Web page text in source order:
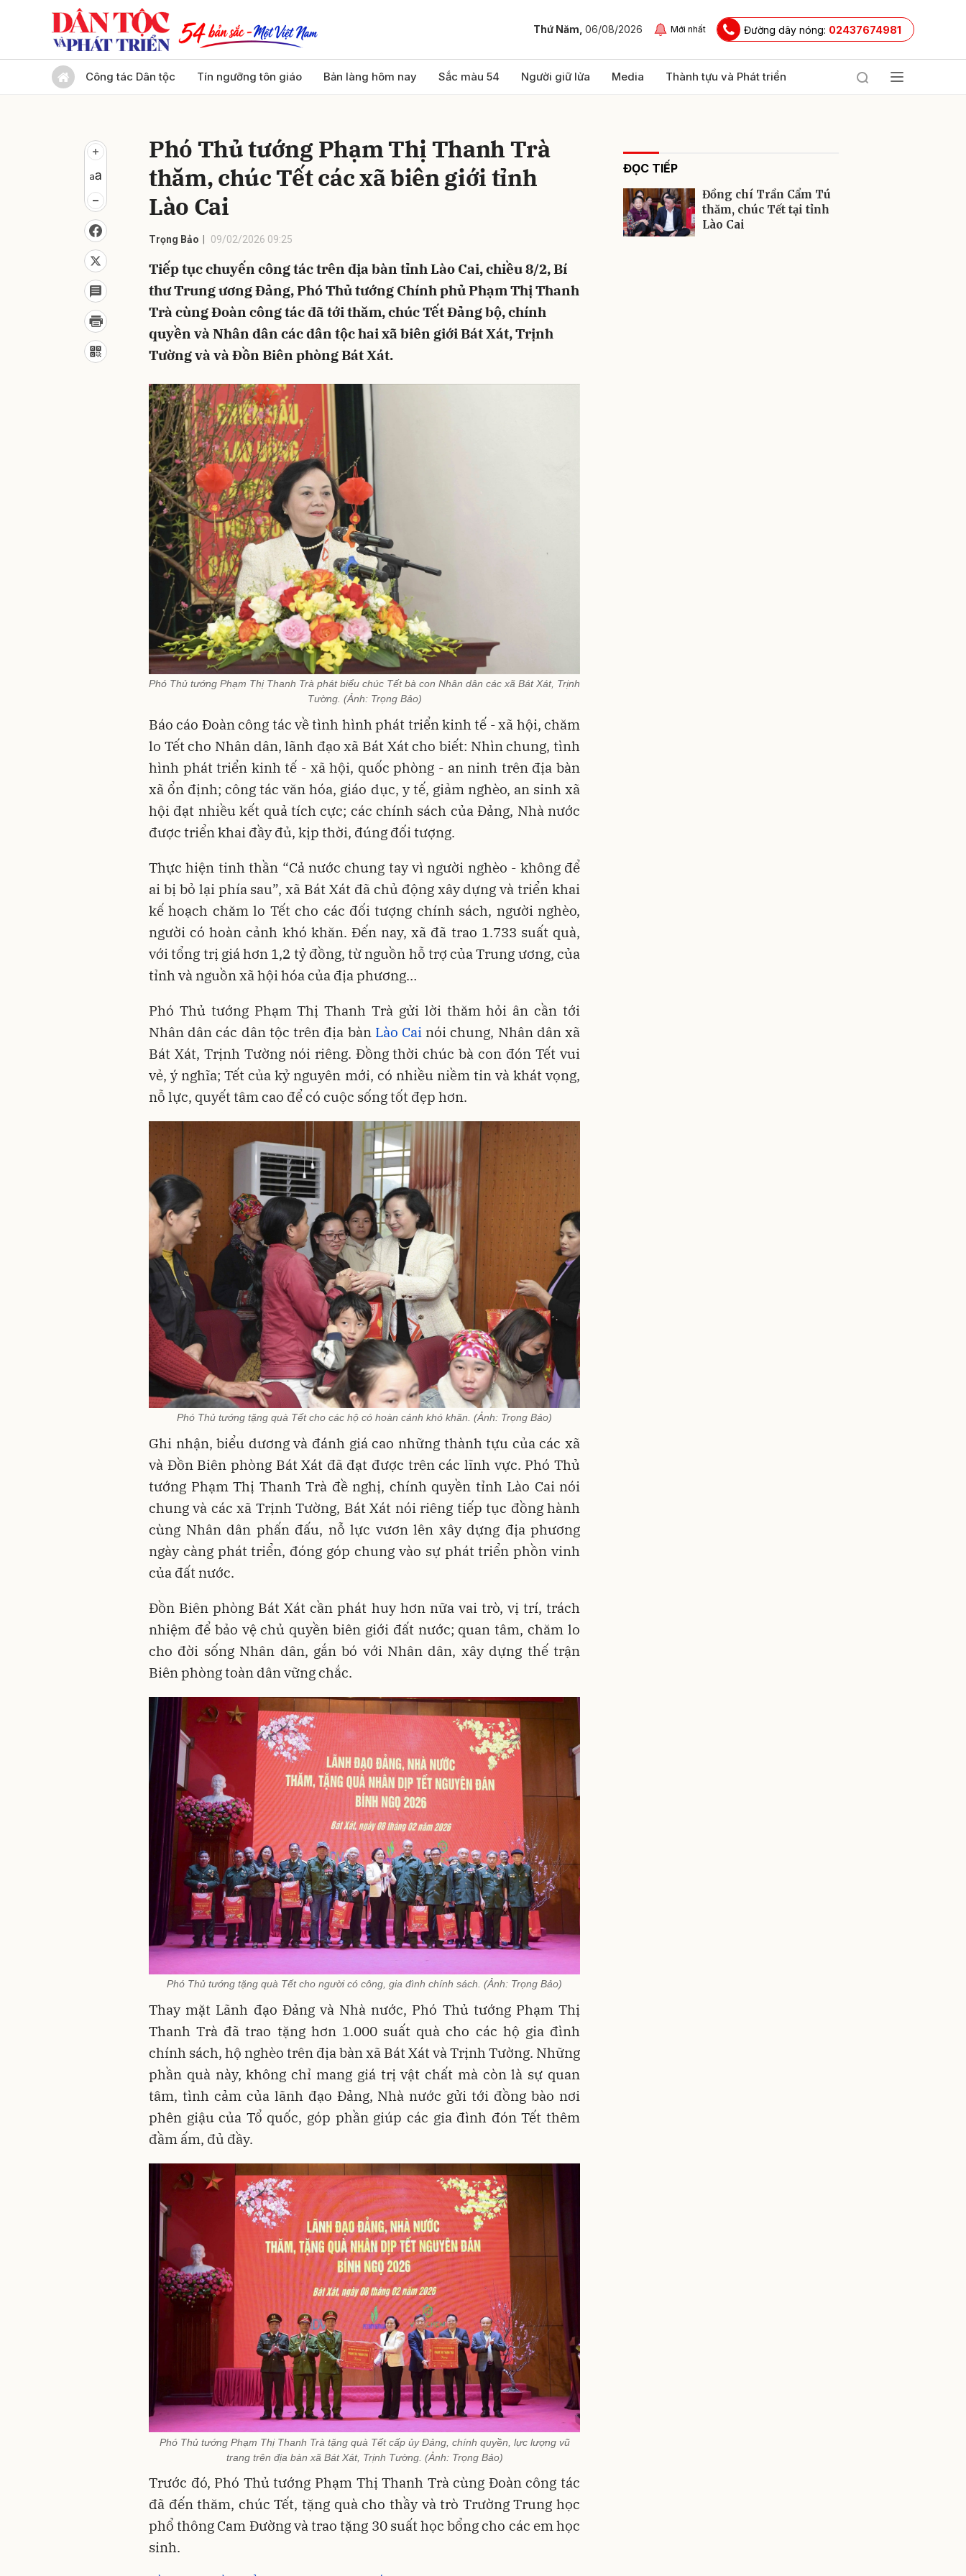
Thứ Năm, 06/08/2026 Mới nhất Đường dây nóng: 02437674981
Công tác Dân tộc Tín ngưỡng tôn giáo Bản làng hôm nay Sắc màu 54 Người giữ lửa Media Thành tựu và Phát triển
Phó Thủ tướng Phạm Thị Thanh Trà
thăm, chúc Tết các xã biên giới tỉnh
Lào Cai
Trọng Bảo 09/02/2026 09:25
Tiếp tục chuyến công tác trên địa bàn tỉnh Lào Cai, chiều 8/2, Bí
thư Trung ương Đảng, Phó Thủ tướng Chính phủ Phạm Thị Thanh
Trà cùng Đoàn công tác đã tới thăm, chúc Tết Đảng bộ, chính
quyền và Nhân dân các dân tộc hai xã biên giới Bát Xát, Trịnh
Tường và và Đồn Biên phòng Bát Xát.
Phó Thủ tướng Phạm Thị Thanh Trà phát biểu chúc Tết bà con Nhân dân các xã Bát Xát, Trịnh
Tường. (Ảnh: Trọng Bảo)
Báo cáo Đoàn công tác về tình hình phát triển kinh tế - xã hội, chăm
lo Tết cho Nhân dân, lãnh đạo xã Bát Xát cho biết: Nhìn chung, tình
hình phát triển kinh tế - xã hội, quốc phòng - an ninh trên địa bàn
xã ổn định; công tác văn hóa, giáo dục, y tế, giảm nghèo, an sinh xã
hội đạt nhiều kết quả tích cực; các chính sách của Đảng, Nhà nước
được triển khai đầy đủ, kịp thời, đúng đối tượng.
Thực hiện tinh thần “Cả nước chung tay vì người nghèo - không để
ai bị bỏ lại phía sau”, xã Bát Xát đã chủ động xây dựng và triển khai
kế hoạch chăm lo Tết cho các đối tượng chính sách, người nghèo,
người có hoàn cảnh khó khăn. Đến nay, xã đã trao 1.733 suất quà,
với tổng trị giá hơn 1,2 tỷ đồng, từ nguồn hỗ trợ của Trung ương, của
tỉnh và nguồn xã hội hóa của địa phương…
Phó Thủ tướng Phạm Thị Thanh Trà gửi lời thăm hỏi ân cần tới
Nhân dân các dân tộc trên địa bàn Lào Cainói chung, Nhân dân xã
Bát Xát, Trịnh Tường nói riêng. Đồng thời chúc bà con đón Tết vui
vẻ, ý nghĩa; Tết của kỷ nguyên mới, có nhiều niềm tin và khát vọng,
nỗ lực, quyết tâm cao để có cuộc sống tốt đẹp hơn.
Phó Thủ tướng tặng quà Tết cho các hộ có hoàn cảnh khó khăn. (Ảnh: Trọng Bảo)
Ghi nhận, biểu dương và đánh giá cao những thành tựu của các xã
và Đồn Biên phòng Bát Xát đã đạt được trên các lĩnh vực. Phó Thủ
tướng Phạm Thị Thanh Trà đề nghị, chính quyền tỉnh Lào Cai nói
chung và các xã Trịnh Tường, Bát Xát nói riêng tiếp tục đồng hành
cùng Nhân dân phấn đấu, nỗ lực vươn lên xây dựng địa phương
ngày càng phát triển, đóng góp chung vào sự phát triển phồn vinh
của đất nước.
Đồn Biên phòng Bát Xát cần phát huy hơn nữa vai trò, vị trí, trách
nhiệm để bảo vệ chủ quyền biên giới đất nước; quan tâm, chăm lo
cho đời sống Nhân dân, gắn bó với Nhân dân, xây dựng thế trận
Biên phòng toàn dân vững chắc.
Phó Thủ tướng tặng quà Tết cho người có công, gia đình chính sách. (Ảnh: Trọng Bảo)
Thay mặt Lãnh đạo Đảng và Nhà nước, Phó Thủ tướng Phạm Thị
Thanh Trà đã trao tặng hơn 1.000 suất quà cho các hộ gia đình
chính sách, hộ nghèo trên địa bàn xã Bát Xát và Trịnh Tường. Những
phần quà này, không chỉ mang giá trị vật chất mà còn là sự quan
tâm, tình cảm của lãnh đạo Đảng, Nhà nước gửi tới đồng bào nơi
phên giậu của Tổ quốc, góp phần giúp các gia đình đón Tết thêm
đầm ấm, đủ đầy.
Phó Thủ tướng Phạm Thị Thanh Trà tặng quà Tết cấp ủy Đảng, chính quyền, lực lượng vũ
trang trên địa bàn xã Bát Xát, Trịnh Tường. (Ảnh: Trọng Bảo)
Trước đó, Phó Thủ tướng Phạm Thị Thanh Trà cùng Đoàn công tác
đã đến thăm, chúc Tết, tặng quà cho thầy và trò Trường Trung học
phổ thông Cam Đường và trao tặng 30 suất học bổng cho các em học
sinh.
ĐỌC TIẾP
Đồng chí Trần Cẩm Tú
thăm, chúc Tết tại tỉnh
Lào Cai
Gửi bình luận
Gửi